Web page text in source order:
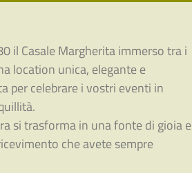
il Casale Margherita immerso tra i
location unica, elegante e
per celebrare i vostri eventi in
si trasforma in una fonte di gioia e
che avete sempre